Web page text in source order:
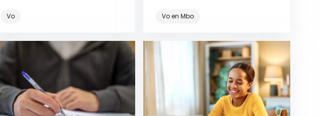
Eindexamenspreekuren welke
Vo
Bekijk
Vo en Mbo
Bekijk